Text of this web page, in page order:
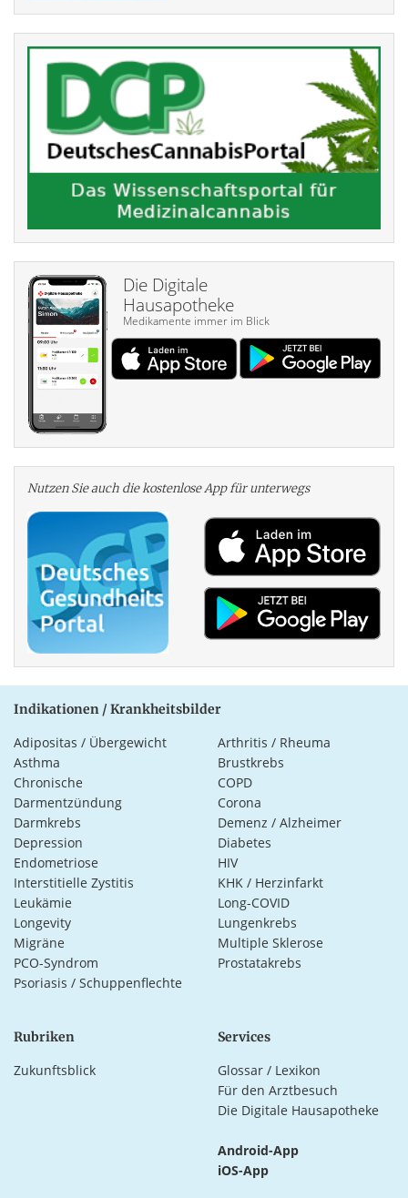
Die Digitale
Hausapotheke
Medikamente immer im Blick
Nutzen Sie auch die kosten­lose App für unterwegs
Indikationen / Krankheitsbilder
Adipositas / Übergewicht
Arthritis / Rheuma
Asthma
Brustkrebs
Chronische
Darmentzündung
COPD
Corona
Darmkrebs
Demenz / Alzheimer
Depression
Diabetes
Endometriose
HIV
Interstitielle Zystitis
KHK / Herzinfarkt
Leukämie
Long-COVID
Longevity
Lungenkrebs
Migräne
Multiple Sklerose
PCO-Syndrom
Prostatakrebs
Psoriasis / Schuppenflechte
Rubriken
Zukunftsblick
Services
Glossar / Lexikon
Für den Arztbesuch
Die Digitale Hausapotheke
Android-App
iOS-App